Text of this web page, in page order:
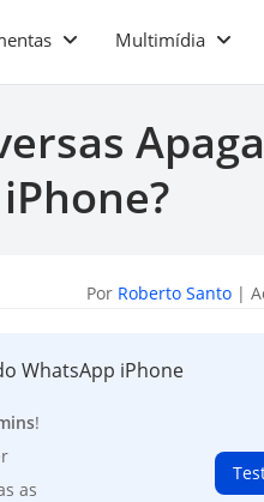
Multimídia
Por Roberto Santo |
WhatsApp iPhone
!
as